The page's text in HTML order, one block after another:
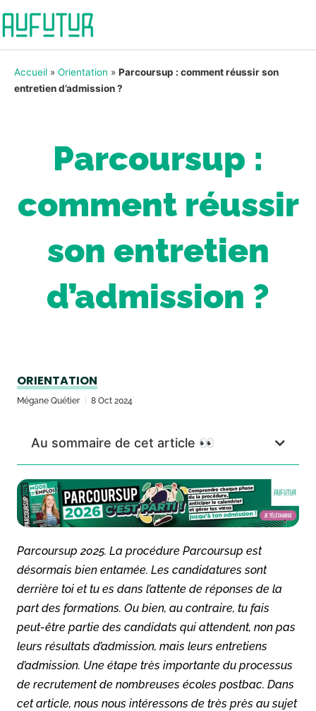
Accueil » Orientation » Parcoursup : comment réussir son
entretien d’admission ?
Parcoursup :
comment réussir
son entretien
d’admission ?
ORIENTATION
Mégane Quétier 8 Oct 2024
Au sommaire de cet article 👀
Parcoursup 2025. La procédure Parcoursup est
désormais bien entamée. Les candidatures sont
derrière toi et tu es dans l’attente de réponses de la
part des formations. Ou bien, au contraire, tu fais
peut-être partie des candidats qui attendent, non pas
leurs résultats d’admission, mais leurs entretiens
d’admission. Une étape très importante du processus
de recrutement de nombreuses écoles postbac. Dans
cet article, nous nous intéressons de très près au sujet